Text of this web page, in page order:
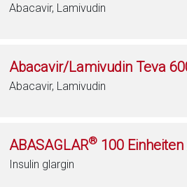
Abacavir, Lamivudin
Abacavir/Lamivudin Teva
Abacavir, Lamivudin
ABASAGLAR® 100
Insulin glargin